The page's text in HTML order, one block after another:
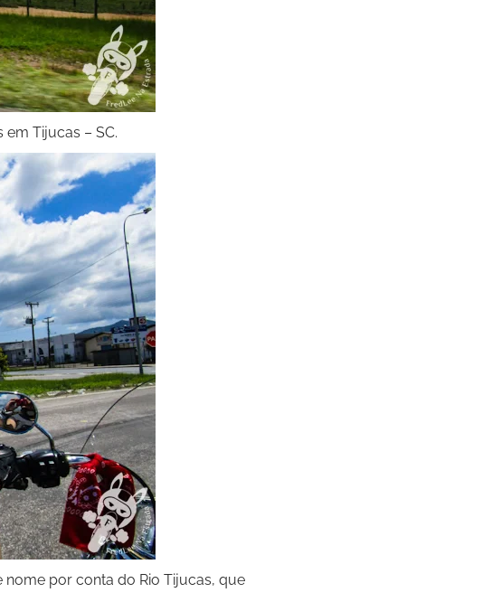
Tijucas – SC.
por conta do Rio Tijucas, que